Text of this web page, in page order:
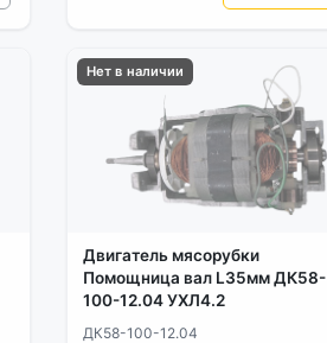
Нет в наличии
Двигатель мясорубки
Помощница вал L35мм ДК58-
100-12.04 УХЛ4.2
ДК58-100-12.04